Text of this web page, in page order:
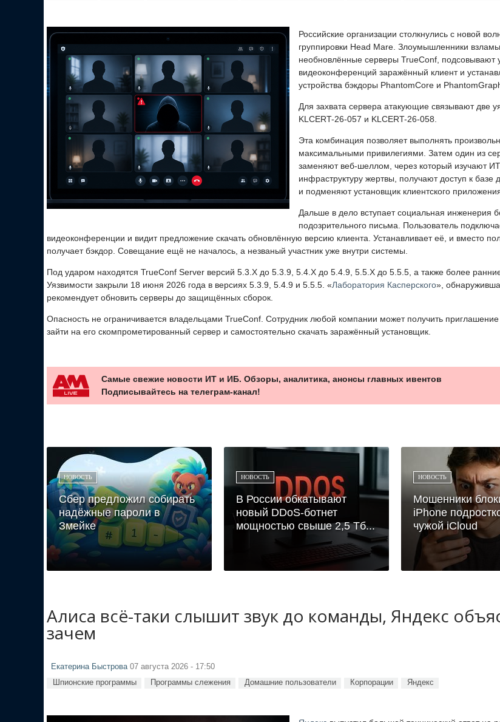
Российские организации столкнулись с новой
группировки Head Mare. Злоумышленники
необновлённые серверы TrueConf, подсовывают
видеоконференций заражённый клиент и
устройства бэкдоры PhantomCore и
Для захвата сервера атакующие связывают две
KLCERT-26-057 и KLCERT-26-058.
Эта комбинация позволяет выполнять
максимальными привилегиями. Затем один из
заменяют веб-шеллом, через который изучают
инфраструктуру жертвы, получают доступ к базе
и подменяют установщик клиентского
Дальше в дело вступает социальная инженерия
подозрительного письма. Пользователь
видеоконференции и видит предложение скачать обновлённую версию клиента. Устанавливает её, и вместо
получает бэкдор. Совещание ещё не началось, а незваный участник уже внутри системы.
Под ударом находятся TrueConf Server версий 5.3.X до 5.3.9, 5.4.X до 5.4.9, 5.5.X до 5.5.5, а также более
Уязвимости закрыли 18 июня 2026 года в версиях 5.3.9, 5.4.9 и 5.5.5. «Лаборатория Касперского»,
рекомендует обновить серверы до защищённых сборок.
Опасность не ограничивается владельцами TrueConf. Сотрудник любой компании может получить приглашение
зайти на его скомпрометированный сервер и самостоятельно скачать заражённый установщик.
Самые свежие новости ИТ и ИБ. Обзоры, аналитика, анонсы главных ивентов
Подписывайтесь на телеграм-канал!
НОВОСТЬ
Сбер предложил собирать
надёжные пароли в
Змейке
НОВОСТЬ
В России обкатывают
новый DDoS-ботнет
мощностью свыше 2,5 Тб...
НОВОСТЬ
Мошенники
iPhone
чужой iCloud
Алиса всё-таки слышит звук до команды, Яндекс
зачем
Екатерина Быстрова 07 августа 2026 - 17:50
Шпионские программы Программы слежения Домашние пользователи Корпорации Яндекс